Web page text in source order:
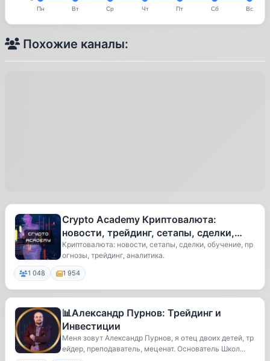
Похожие каналы:
Crypto Academy Криптовалюта:
новости, трейдинг, сетапы, сделки,
обучение, прогнозы, аналитика
Криптовалюта: новости, сетапы, сделки, обучение, пр
огнозы, трейдинг, аналитика.
1 048 1 954
📊Александр Пурнов: Трейдинг и
Инвестиции
Меня зовут Александр Пурнов, я отец двоих детей, тр
ейдер, преподаватель, меценат. Основатель Школ...